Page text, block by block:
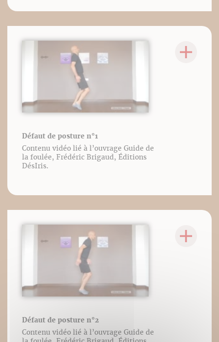
Défaut de posture n°1
Contenu vidéo lié à l’ouvrage Guide de
la foulée, Frédéric Brigaud, Éditions
DésIris.
Défaut de posture n°2
Contenu vidéo lié à l’ouvrage Guide de